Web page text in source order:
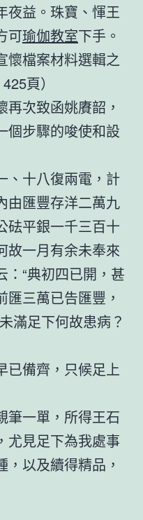
夜益。珠寶、惲王
可瑜伽教室下手。
懷檔案材料選輯之
頁）
次致函姚賡韶，
個步驟的唆使和設
、十八復兩電，計
由匯豐存洋二萬九
砝平銀一千三百十
故一月有余未奉來
：“典初四已開，甚
三萬已告匯豐，
滿足下何故患病？
已備齊，只候足上
筆一單，所得王石
尤見足下為我處事
以及續得精品，